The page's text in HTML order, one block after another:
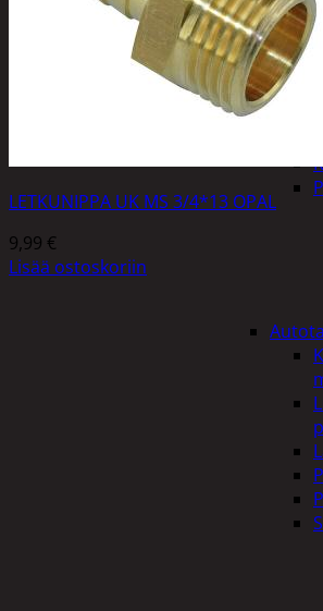
Auto, vene
LETKUNIPPA UK MS 3/4*13 OPAL
9,99 €
Lisää ostoskoriin